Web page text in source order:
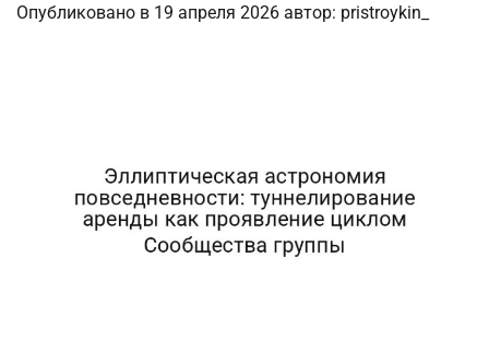
Опубликовано в 19 апреля 2026 автор: pristroykin_